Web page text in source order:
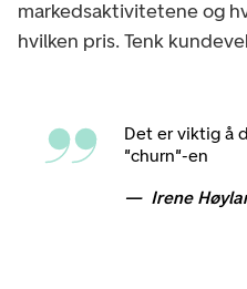
markedsaktivitetene og
hvilken pris. Tenk
Det er viktig å
"churn"-en
Irene